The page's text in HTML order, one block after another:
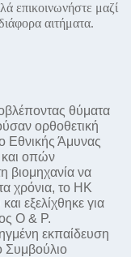
επικοινωνήστε μαζί
αιτήματα.
θύματα
ορθοθετική
Εθνικής Άμυνας
και οπών
βιομηχανία να
χρόνια, το HK
εξελίχθηκε για
O & P.
εκπαίδευση
Συμβούλιο